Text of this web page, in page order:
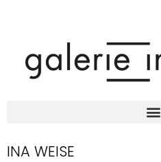
INA WEISE